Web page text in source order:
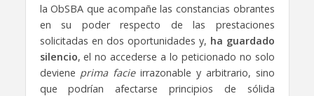
la ObSBA que acompañe las constancias obrantes
en su poder respecto de las prestaciones
solicitadas en dos oportunidades y, ha guardado
silencio, el no accederse a lo peticionado no solo
deviene prima facieirrazonable y arbitrario, sino
que podrían afectarse principios de sólida